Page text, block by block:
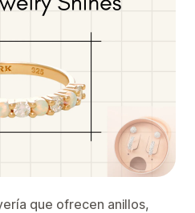
que ofrecen anillos,